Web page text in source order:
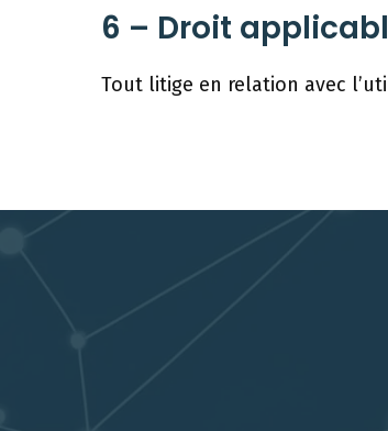
6 – Droit
Tout litige en relation avec